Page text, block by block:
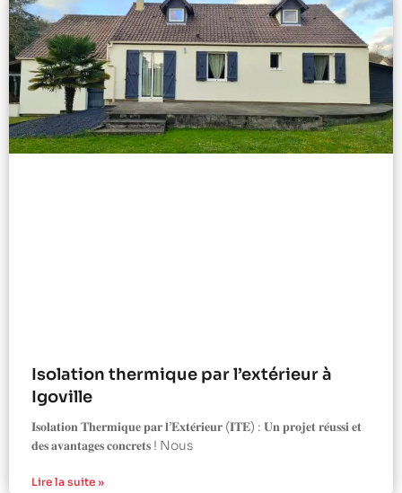
Isolation thermique par l’extérieur à
Igoville
𝐈𝐬𝐨𝐥𝐚𝐭𝐢𝐨𝐧 𝐓𝐡𝐞𝐫𝐦𝐢𝐪𝐮𝐞 𝐩𝐚𝐫 𝐥’𝐄𝐱𝐭𝐞́𝐫𝐢𝐞𝐮𝐫 (𝐈𝐓𝐄) : 𝐔𝐧 𝐩𝐫𝐨𝐣𝐞𝐭 𝐫𝐞́𝐮𝐬𝐬𝐢 𝐞𝐭
𝐝𝐞𝐬 𝐚𝐯𝐚𝐧𝐭𝐚𝐠𝐞𝐬 𝐜𝐨𝐧𝐜𝐫𝐞𝐭𝐬 ! Nous
Lire la suite »